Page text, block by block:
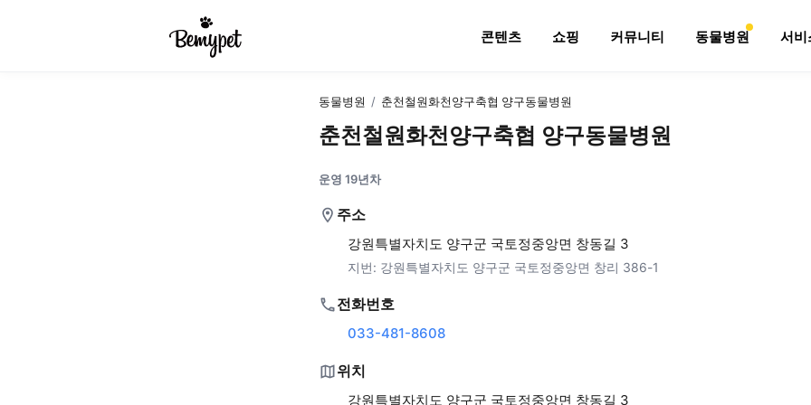
콘텐츠 쇼핑 커뮤니티 동물병원 서비
동물병원 / 춘천철원화천양구축협 양구동물병원
춘천철원화천양구축협 양구동물병원
운영 19년차
주소
강원특별자치도 양구군 국토정중앙면 창동길 3
지번: 강원특별자치도 양구군 국토정중앙면 창리 386-1
전화번호
033-481-8608
위치
강원특별자치도 양구군 국토정중앙면 창동길 3